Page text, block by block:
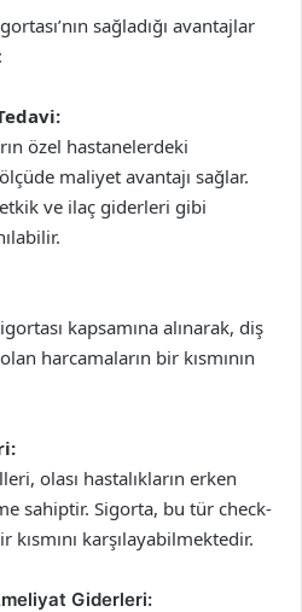
sağladığı avantajlar
özel hastanelerdeki
maliyet avantajı sağlar.
ve ilaç giderleri gibi
kapsamına alınarak, diş
harcamaların bir kısmının
olası hastalıkların erken
sahiptir. Sigorta, bu tür check-
karşılayabilmektedir.
Giderleri: